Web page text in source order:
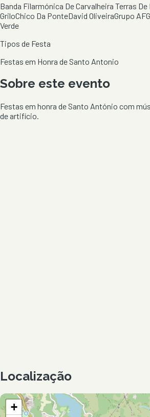
Banda Filarmónica De Carvalheira Terras De
GriloChico Da PonteDavid OliveiraGrupo AF
Verde
Tipos de Festa
Festas em Honra de Santo Antonio
Sobre este evento
Festas em honra de Santo António com
de artifício.
Localização
+